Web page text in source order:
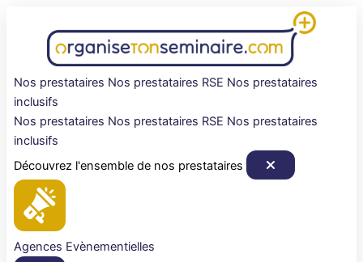
Nos prestataires Nos prestataires RSE Nos prestataires
inclusifs
Nos prestataires Nos prestataires RSE Nos prestataires
inclusifs
Découvrez l'ensemble de nos prestataires
Agences Evènementielles